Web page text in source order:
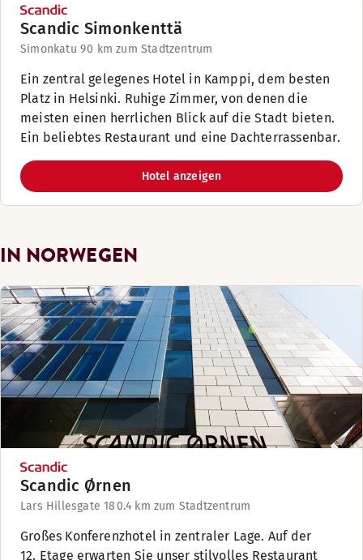
Scandic Simonkenttä
Simonkatu 90 km zum Stadtzentrum
Ein zentral gelegenes Hotel in Kamppi, dem besten
Platz in Helsinki. Ruhige Zimmer, von denen die
meisten einen herrlichen Blick auf die Stadt bieten.
Ein beliebtes Restaurant und eine Dachterrassenbar.
Hotel anzeigen
IN NORWEGEN
Scandic Ørnen
Lars Hillesgate 180.4 km zum Stadtzentrum
Großes Konferenzhotel in zentraler Lage. Auf der
12. Etage erwarten Sie unser stilvolles Restaurant